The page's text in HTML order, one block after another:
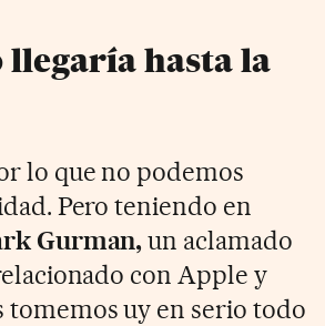
llegaría hasta la
lo que no podemos
Pero teniendo en
Gurman,un aclamado
con Apple y
tomemos uy en serio todo